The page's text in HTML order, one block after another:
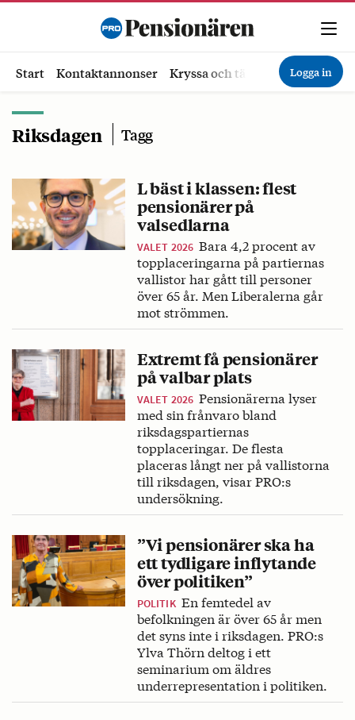
Start Kontaktannonser Kryssa och tävla Ekonomi
Logga in
Riksdagen Tagg
L bäst i klassen: flest
pensionärer på
valsedlarna
VALET 2026 Bara 4,2 procent av
topplaceringarna på partiernas
vallistor har gått till personer
över 65 år. Men Liberalerna går
mot strömmen.
Extremt få pensionärer
på valbar plats
VALET 2026 Pensionärerna lyser
med sin frånvaro bland
riksdagspartiernas
topplaceringar. De flesta
placeras långt ner på vallistorna
till riksdagen, visar PRO:s
undersökning.
”Vi pensionärer ska ha
ett tydligare inflytande
över politiken”
POLITIK En femtedel av
befolkningen är över 65 år men
det syns inte i riksdagen. PRO:s
Ylva Thörn deltog i ett
seminarium om äldres
underrepresentation i politiken.